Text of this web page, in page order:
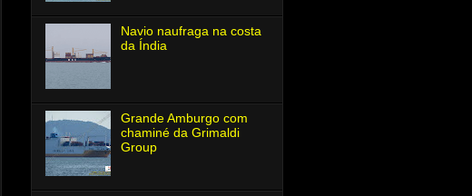
Navio naufraga na costa
da Índia
Grande Amburgo com
chaminé da Grimaldi
Group